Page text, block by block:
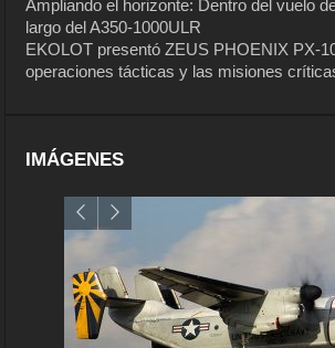
Ampliando el horizonte: Dentro del vuelo
largo del A350-1000ULR
EKOLOT presentó ZEUS PHOENIX PX-
operaciones tácticas y las misiones
IMÁGENES